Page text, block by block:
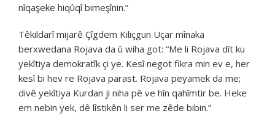
nîqaşeke hiqûqî bimeşînin.”
Têkildarî mijarê Çîgdem Kiliçgun Uçar mînaka
berxwedana Rojava da û wiha got: “Me li Rojava dît ku
yekîtiya demokratîk çi ye. Kesî negot fikra min ev e, her
kesî bi hev re Rojava parast. Rojava peyamek da me;
divê yekîtiya Kurdan ji niha pê ve hîn qahîmtir be. Heke
em nebin yek, dê lîstikên li ser me zêde bibin.”